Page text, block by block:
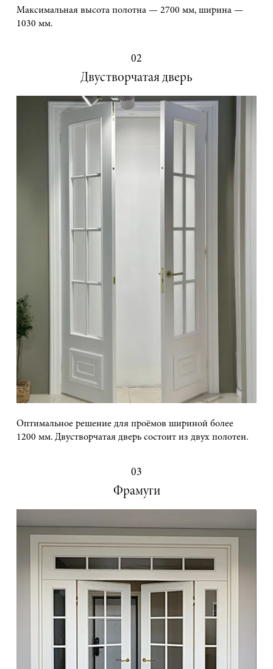
Максимальная высота полотна — 2700 мм, ширина —
1030 мм.
02
Двустворчатая дверь
Оптимальное решение для проёмов шириной более
1200 мм. Двустворчатая дверь состоит из двух полотен.
03
Фрамуги